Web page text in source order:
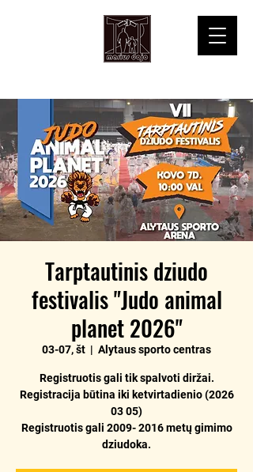
Tarptautinis dziudo
festivalis "Judo animal
planet 2026"
03-07, št
  |
Alytaus sporto centras
Registruotis gali tik spalvoti diržai.
Registracija būtina iki ketvirtadienio (2026
03 05)
Registruotis gali 2009- 2016 metų gimimo
dziudoka.